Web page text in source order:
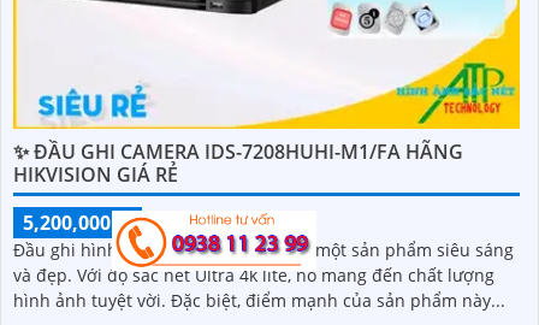
✨ ĐẦU GHI CAMERA IDS-7208HUHI-M1/FA HÃNG
HIKVISION GIÁ RẺ
5,200,000 ₫
7,480,000 ₫
Đầu ghi hình iDS-7208HUHI-M1/FA là một sản phẩm siêu sáng
và đẹp. Với độ sắc nét Ultra 4k lite, nó mang đến chất lượng
hình ảnh tuyệt vời. Đặc biệt, điểm mạnh của sản phẩm này...